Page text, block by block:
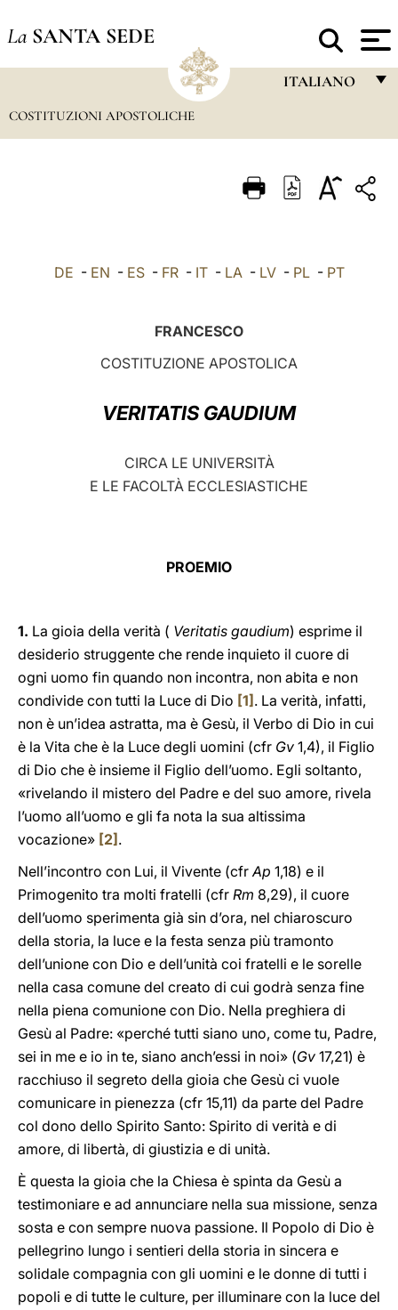
La SANTA SEDE
ITALIANO
ITALIANO
العربيّة
COSTITUZIONI APOSTOLICHE
DE - EN - ES- FR- IT- LA- LV- PL- PT
FRANCESCO
COSTITUZIONE APOSTOLICA
VERITATIS GAUDIUM
CIRCA LE UNIVERSITÀ
E LE FACOLTÀ ECCLESIASTICHE
PROEMIO
1. La gioia della verità ( Veritatis gaudium) esprime il
desiderio struggente che rende inquieto il cuore di
ogni uomo fin quando non incontra, non abita e non
condivide con tutti la Luce di Dio [1] . La verità, infatti,
non è un’idea astratta, ma è Gesù, il Verbo di Dio in cui
è la Vita che è la Luce degli uomini (cfr Gv 1,4), il Figlio
di Dio che è insieme il Figlio dell’uomo. Egli soltanto,
«rivelando il mistero del Padre e del suo amore, rivela
l’uomo all’uomo e gli fa nota la sua altissima
vocazione» [2] .
Nell’incontro con Lui, il Vivente (cfrAp 1,18) e il
Primogenito tra molti fratelli (cfr Rm 8,29), il cuore
dell’uomo sperimenta già sin d’ora, nel chiaroscuro
della storia, la luce e la festa senza più tramonto
dell’unione con Dio e dell’unità coi fratelli e le sorelle
nella casa comune del creato di cui godrà senza fine
nella piena comunione con Dio. Nella preghiera di
Gesù al Padre: «perché tutti siano uno, come tu, Padre,
sei in me e io in te, siano anch’essi in noi» (Gv 17,21) è
racchiuso il segreto della gioia che Gesù ci vuole
comunicare in pienezza (cfr 15,11) da parte del Padre
col dono dello Spirito Santo: Spirito di verità e di
amore, di libertà, di giustizia e di unità.
È questa la gioia che la Chiesa è spinta da Gesù a
testimoniare e ad annunciare nella sua missione, senza
sosta e con sempre nuova passione. Il Popolo di Dio è
pellegrino lungo i sentieri della storia in sincera e
solidale compagnia con gli uomini e le donne di tutti i
popoli e di tutte le culture, per illuminare con la luce del